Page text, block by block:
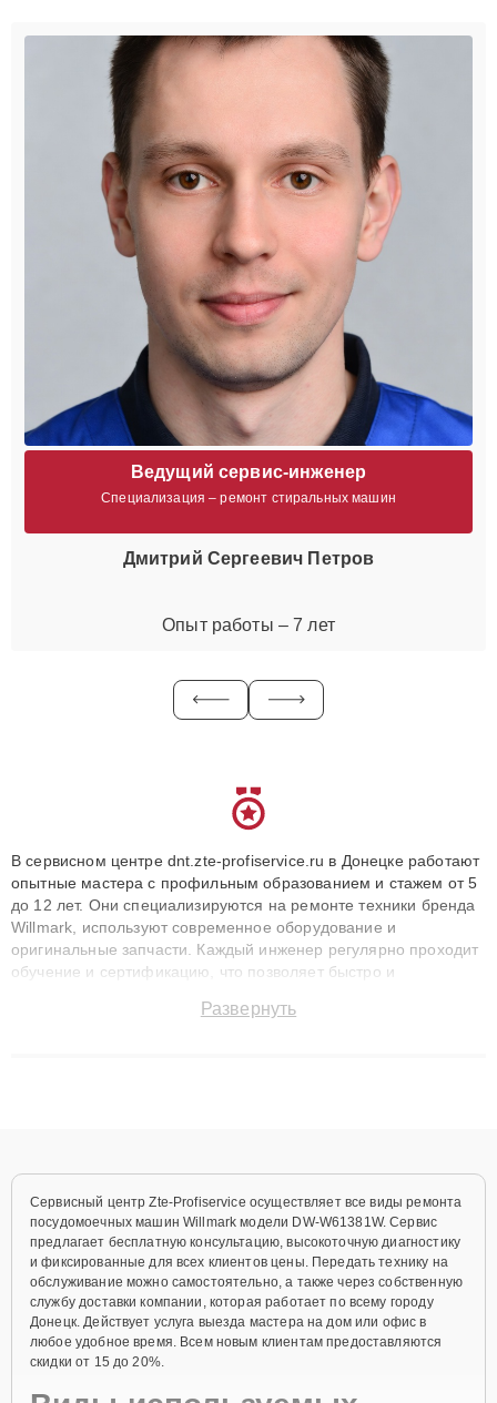
Ведущий сервис-инженер
Специализация – ремонт стиральных машин
Дмитрий Сергеевич Петров
Опыт работы – 7 лет
В сервисном центре dnt.zte-profiservice.ru в Донецке работают
опытные мастера с профильным образованием и стажем от 5
до 12 лет. Они специализируются на ремонте техники бренда
Willmark, используют современное оборудование и
оригинальные запчасти. Каждый инженер регулярно проходит
обучение и сертификацию, что позволяет быстро и
сохранением гарантии до 3 лет. Наши мастера решают
Развернуть
Сервисный центр Zte-Profiservice осуществляет все виды ремонта
посудомоечных машин Willmark модели DW-W61381W. Сервис
предлагает бесплатную консультацию, высокоточную диагностику
и фиксированные для всех клиентов цены. Передать технику на
обслуживание можно самостоятельно, а также через собственную
службу доставки компании, которая работает по всему городу
Донецк. Действует услуга выезда мастера на дом или офис в
любое удобное время. Всем новым клиентам предоставляются
скидки от 15 до 20%.